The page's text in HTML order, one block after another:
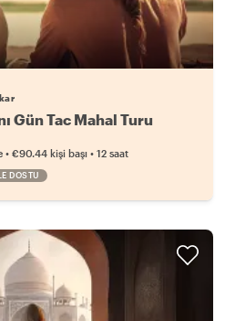
Gün Tac Mahal Turu
• €90.44 kişi başı • 12 saat
DOSTU